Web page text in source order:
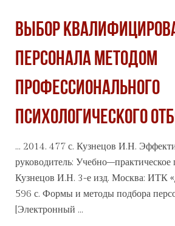
ВЫБОР
ПЕРСОНАЛА МЕТОДОМ
ПРОФЕССИОНАЛЬНОГО
ПСИХОЛОГИЧЕСКОГО
... 2014. 477 с. Кузнецов И.Н.
руководитель: Учебно–практическое
Кузнецов И.Н. 3-е изд. Москва: ИТК
596 с. Формы и методы подбора
[Электронный ...